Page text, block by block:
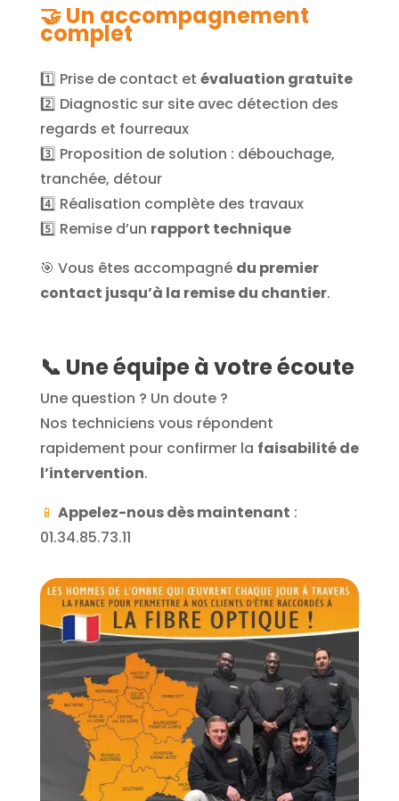
🤝 Un accompagnement
complet
1️⃣ Prise de contact et évaluation gratuite
2️⃣ Diagnostic sur site avec détection des
regards et fourreaux
3️⃣ Proposition de solution : débouchage,
tranchée, détour
4️⃣ Réalisation complète des travaux
5️⃣ Remise d’un rapport technique
🎯 Vous êtes accompagné du premier
contact jusqu’à la remise du chantier.
📞 Une équipe à votre écoute
Une question ? Un doute ?
Nos techniciens vous répondent
rapidement pour confirmer la faisabilité de
l’intervention.
📱 Appelez-nous dès maintenant :
01.34.85.73.11